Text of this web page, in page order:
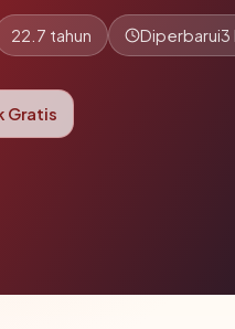
22.7 tahun Diperbarui3
Gratis